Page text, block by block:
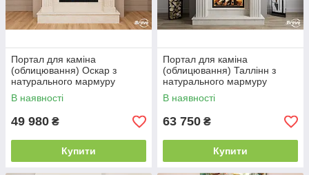
Портал для каміна
(облицювання) Оскар з
натурального мармуру
Botticino/Daino Reale
В наявності
49 980 ₴
Купити
Портал для каміна
(облицювання) Таллінн з
натурального мармуру
Botticino
В наявності
63 750 ₴
Купити